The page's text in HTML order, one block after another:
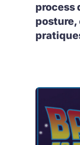
process
posture,